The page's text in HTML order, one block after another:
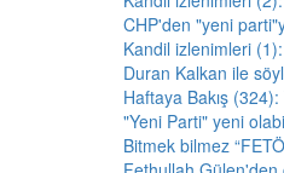
CHP'den "yeni
Kandil izlenimleri
Duran Kalkan ile
Haftaya Bakış
"Yeni Parti" yeni
Bitmek bilmez